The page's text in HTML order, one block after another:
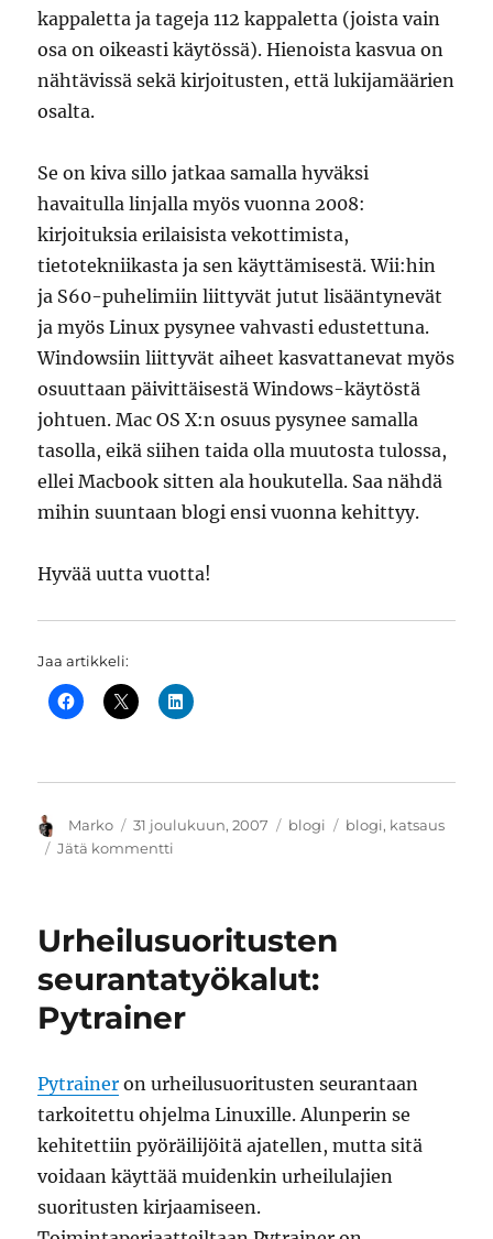
kappaletta ja tageja 112 kappaletta (joista vain
osa on oikeasti käytössä). Hienoista kasvua on
nähtävissä sekä kirjoitusten, että lukijamäärien
osalta.
Se on kiva sillo jatkaa samalla hyväksi
havaitulla linjalla myös vuonna 2008:
kirjoituksia erilaisista vekottimista,
tietotekniikasta ja sen käyttämisestä. Wii:hin
ja S60-puhelimiin liittyvät jutut lisääntynevät
ja myös Linux pysynee vahvasti edustettuna.
Windowsiin liittyvät aiheet kasvattanevat myös
osuuttaan päivittäisestä Windows-käytöstä
johtuen. Mac OS X:n osuus pysynee samalla
tasolla, eikä siihen taida olla muutosta tulossa,
ellei Macbook sitten ala houkutella. Saa nähdä
mihin suuntaan blogi ensi vuonna kehittyy.
Hyvää uutta vuotta!
Jaa artikkeli:
Kirjoittaja
Marko Julkaistu
31 joulukuun, 2007 Kategoriat
blogi Avainsanat
blogi, katsaus
Jätä kommentti
Se
kiva
sillo
-
Urheilusuoritusten
seurantatyökalut:
Pytrainer
Pytrainer on urheilusuoritusten seurantaan
tarkoitettu ohjelma Linuxille. Alunperin se
kehitettiin pyöräilijöitä ajatellen, mutta sitä
voidaan käyttää muidenkin urheilulajien
suoritusten kirjaamiseen.